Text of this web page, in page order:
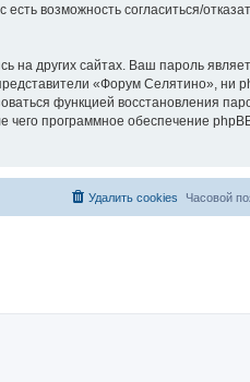
возможность согласиться/
на других сайтах. Ваш пароль
«Форум Селятино», ни
функцией восстановления
чего программное обеспечение
Часовой
Удалить cookies